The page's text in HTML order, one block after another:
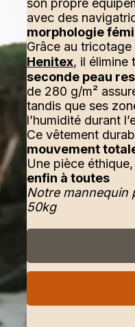
son propre
avec des
morphologie
Grâce au tricotage
Henitex, il élimine
seconde peau
de 280 g/m²
tandis que ses
l’humidité durant
Ce vêtement
mouvement
Une pièce
enfin à toutes
Notre mannequin
50kg